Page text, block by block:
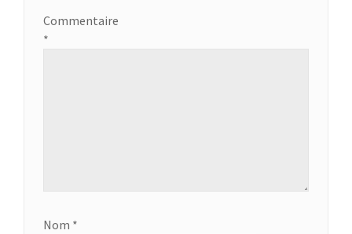
Commentaire
*
Nom *